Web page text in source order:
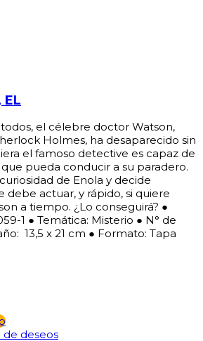
EL
el célebre doctor Watson,
Holmes, ha desaparecido sin
el famoso detective es capaz de
pueda conducir a su paradero.
de Enola y decide
debe actuar, y rápido, si quiere
a tiempo. ¿Lo conseguirá? ●
1 ● Temática: Misterio ● N° de
13,5 x 21 cm ● Formato: Tapa
de deseos